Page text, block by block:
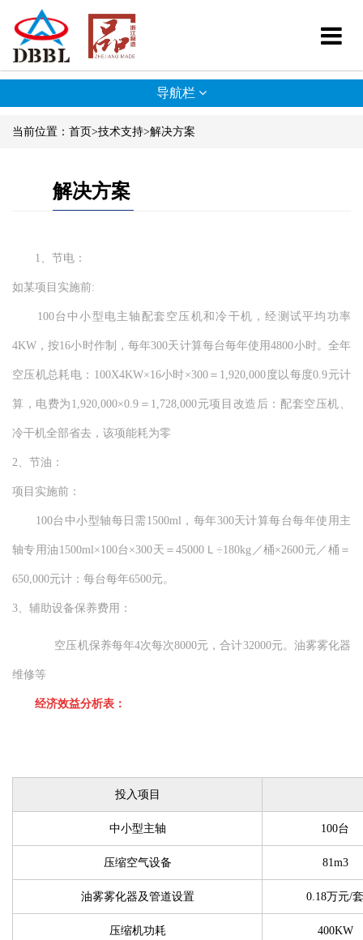
导航栏
当前位置： 首页>技术支持>解决方案
解决方案
1、节电：
如某项目实施前:
100台中小型电主轴配套空压机和冷干机，经测试平均功率
4KW，按16小时作制，每年300天计算每台每年使用4800小时。全年
空压机总耗电：100X4KW×16小时×300＝1,920,000度以每度0.9元计
算，电费为1,920,000×0.9＝1,728,000元项目改造后：配套空压机、
冷干机全部省去，该项能耗为零
2、节油：
项目实施前：
100台中小型轴每日需1500ml，每年300天计算每台每年使用主
轴专用油1500ml×100台×300天＝45000Ｌ÷180kg／桶×2600元／桶＝
650,000元计：每台每年6500元。
3、辅助设备保养费用：
空压机保养每年4次每次8000元，合计32000元。油雾雾化器
维修等
经济效益分析表：
投入项目
中小型主轴 100台
压缩空气设备 81m3
油雾雾化器及管道设置 0.18万元/套
压缩机功耗 400KW